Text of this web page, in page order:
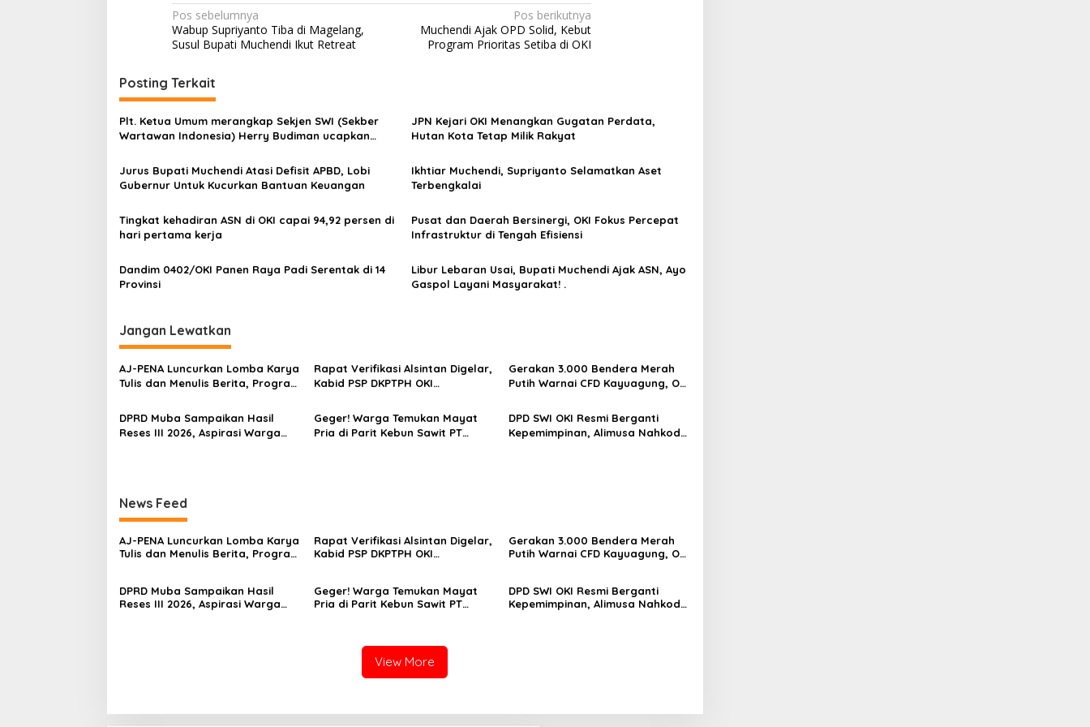
N
a
i
g
a
i
o
s
Pos sebelumnya
Wabup Supriyanto Tiba di Magelang,
Susul Bupati Muchendi Ikut Retreat
Pos berikutnya
Muchendi Ajak OPD Solid, Kebut
Program Prioritas Setiba di OKI
Posting Terkait
Plt. Ketua Umum merangkap Sekjen SWI (Sekber
Wartawan Indonesia) Herry Budiman ucapkan
Jabat Ketua Dewan Pers 2025 – 2028.
JPN Kejari OKI Menangkan Gugatan Perdata,
Hutan Kota Tetap Milik Rakyat
Jurus Bupati Muchendi Atasi Defisit APBD, Lobi
Gubernur Untuk Kucurkan Bantuan Keuangan
Ikhtiar Muchendi, Supriyanto Selamatkan Aset
Terbengkalai
Tingkat kehadiran ASN di OKI capai 94,92 persen di
hari pertama kerja
Pusat dan Daerah Bersinergi, OKI Fokus Percepat
Infrastruktur di Tengah Efisiensi
Dandim 0402/OKI Panen Raya Padi Serentak di 14
Provinsi
Libur Lebaran Usai, Bupati Muchendi Ajak ASN, Ayo
Gaspol Layani Masyarakat! .
Jangan Lewatkan
‎AJ-PENA Luncurkan Lomba Karya
Tulis dan Menulis Berita, Program
Jurnalis Muda Berdaya Saing
Rapat Verifikasi Alsintan Digelar,
Kabid PSP DKPTPH OKI
Dugaan Gratifikasi
Gerakan 3.000 Bendera Merah
Putih Warnai CFD Kayuagung, OKI
Semangat Persatuan
DPRD Muba Sampaikan Hasil
Reses III 2026, Aspirasi Warga
Geger! Warga Temukan Mayat
Pria di Parit Kebun Sawit PT
DPD SWI OKI Resmi Berganti
Kepemimpinan, Alimusa Nahkodai
News Feed
‎AJ-PENA Luncurkan Lomba Karya
Tulis dan Menulis Berita, Program
Rapat Verifikasi Alsintan Digelar,
Kabid PSP DKPTPH OKI
Gerakan 3.000 Bendera Merah
Putih Warnai CFD Kayuagung, OKI
DPRD Muba Sampaikan Hasil
Reses III 2026, Aspirasi Warga
Geger! Warga Temukan Mayat
Pria di Parit Kebun Sawit PT
DPD SWI OKI Resmi Berganti
Kepemimpinan, Alimusa Nahkodai
View More